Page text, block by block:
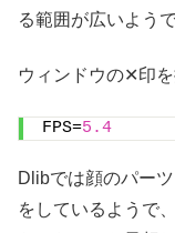
る範囲が広いようで
ウィンドウの✕印
FPS=5.4
Dlibでは顔のパー
をしているようで